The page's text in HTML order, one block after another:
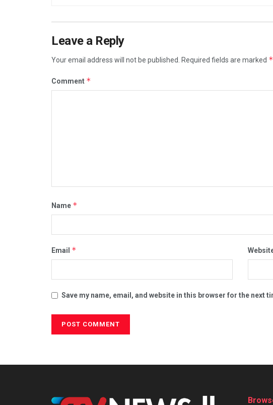
Leave a Reply
Your email address will not be published. Required fields are marked *
Comment *
Name *
Email *
Save my name, email, and website in this browser for the next